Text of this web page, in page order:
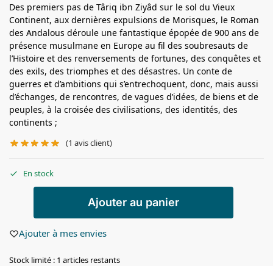
Des premiers pas de Târiq ibn Ziyâd sur le sol du Vieux
Continent, aux dernières expulsions de Morisques, le Roman
des Andalous déroule une fantastique épopée de 900 ans de
présence musulmane en Europe au fil des soubresauts de
l’Histoire et des renversements de fortunes, des conquêtes et
des exils, des triomphes et des désastres. Un conte de
guerres et d’ambitions qui s’entrechoquent, donc, mais aussi
d’échanges, de rencontres, de vagues d’idées, de biens et de
peuples, à la croisée des civilisations, des identités, des
continents ;
(1 avis client)
En stock
Ajouter au panier
Ajouter à mes envies
Stock limité : 1 articles restants